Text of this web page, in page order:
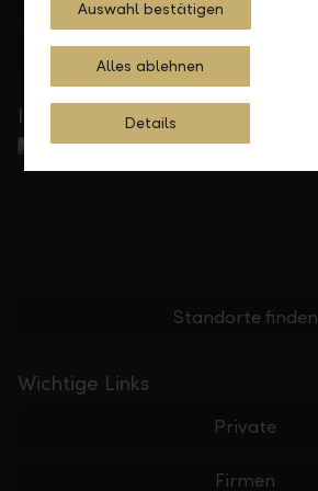
Feedback
In Ihrer Nähe
Standorte finden
Wichtige Links
Private
Firmen
Auswahl bestätigen
Alles ablehnen
Details